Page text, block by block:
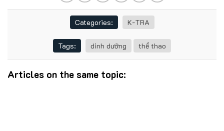
Categories: K-TRA
Tags: dinh dưỡng thể thao
Articles on the same topic: